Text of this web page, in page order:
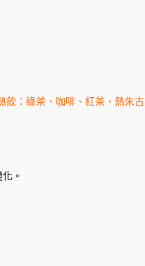
飲：綠茶、咖啡、紅茶、熱朱古
。